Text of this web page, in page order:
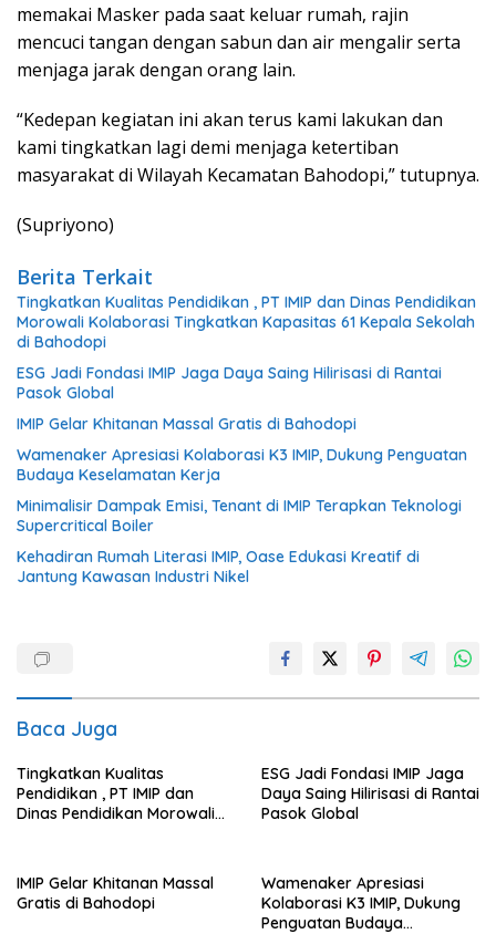
memakai Masker pada saat keluar rumah, rajin
mencuci tangan dengan sabun dan air mengalir serta
menjaga jarak dengan orang lain.
“Kedepan kegiatan ini akan terus kami lakukan dan
kami tingkatkan lagi demi menjaga ketertiban
masyarakat di Wilayah Kecamatan Bahodopi,” tutupnya.
(Supriyono)
Berita Terkait
Tingkatkan Kualitas Pendidikan , PT IMIP dan Dinas Pendidikan
Morowali Kolaborasi Tingkatkan Kapasitas 61 Kepala Sekolah
di Bahodopi
ESG Jadi Fondasi IMIP Jaga Daya Saing Hilirisasi di Rantai
Pasok Global
IMIP Gelar Khitanan Massal Gratis di Bahodopi
Wamenaker Apresiasi Kolaborasi K3 IMIP, Dukung Penguatan
Budaya Keselamatan Kerja
Minimalisir Dampak Emisi, Tenant di IMIP Terapkan Teknologi
Supercritical Boiler
Kehadiran Rumah Literasi IMIP, Oase Edukasi Kreatif di
Jantung Kawasan Industri Nikel
Baca Juga
Tingkatkan Kualitas
Pendidikan , PT IMIP dan
Dinas Pendidikan Morowali
di Bahodopi
ESG Jadi Fondasi IMIP Jaga
Daya Saing Hilirisasi di Rantai
Pasok Global
IMIP Gelar Khitanan Massal
Gratis di Bahodopi
Wamenaker Apresiasi
Kolaborasi K3 IMIP, Dukung
Penguatan Budaya